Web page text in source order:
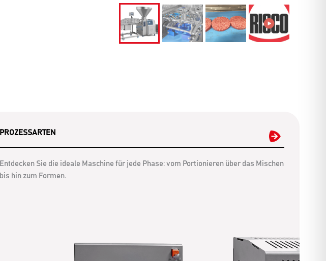
PROZESSARTEN
Entdecken Sie die ideale Maschine für jede Phase: vom Portionieren über das Mischen
bis hin zum Formen.